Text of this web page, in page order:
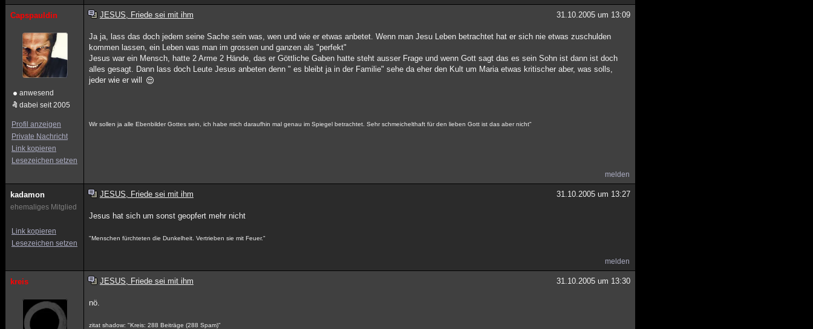
Capspauldin
anwesend
dabei seit 2005
Profil anzeigen
Private Nachricht
Link kopieren
Lesezeichen setzen
JESUS, Friede sei mit ihm 31.10.2005 um 13:09
Ja ja, lass das doch jedem seine Sache sein was, wen und wie er etwas anbetet. Wenn man Jesu Leben betrachtet hat er sich nie etwas zuschulden
kommen lassen, ein Leben was man im grossen und ganzen als "perfekt"
Jesus war ein Mensch, hatte 2 Arme 2 Hände, das er Göttliche Gaben hatte steht ausser Frage und wenn Gott sagt das es sein Sohn ist dann ist doch
alles gesagt. Dann lass doch Leute Jesus anbeten denn " es bleibt ja in der Familie" sehe da eher den Kult um Maria etwas kritischer aber, was solls,
jeder wie er will
Wir sollen ja alle Ebenbilder Gottes sein, ich habe mich daraufhin mal genau im Spiegel betrachtet. Sehr schmeichelthaft für den lieben Gott ist das aber nicht"
melden
kadamon
ehemaliges Mitglied
Link kopieren
Lesezeichen setzen
JESUS, Friede sei mit ihm 31.10.2005 um 13:27
Jesus hat sich um sonst geopfert mehr nicht
"Menschen fürchteten die Dunkelheit. Vertrieben sie mit Feuer."
melden
kreis JESUS, Friede sei mit ihm 31.10.2005 um 13:30
nö.
zitat shadow: "Kreis: 288 Beiträge (288 Spam)"